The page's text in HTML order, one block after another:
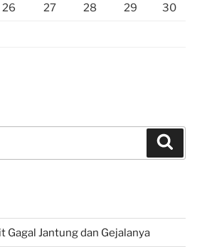
26 27 28 29 30
Gagal Jantung dan Gejalanya